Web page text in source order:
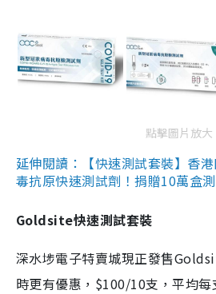
點擊圖片放大
延伸閱讀：【快速測試套裝】香
毒抗原快速測試劑！捐贈10萬盒
Goldsite快速測試套裝
深水埗電子特賣城現正發售
時更有優惠，$100/10支，平均